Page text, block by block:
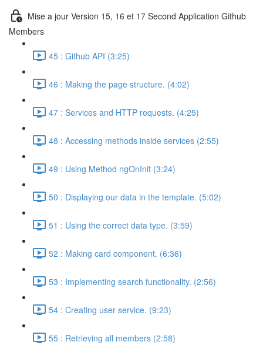
Mise a jour Version 15, 16 et 17 Second Application Github
Members
45 : Github API (3:25)
46 : Making the page structure. (4:02)
47 : Services and HTTP requests. (4:25)
48 : Accessing methods inside services (2:55)
49 : Using Method ngOnInit (3:24)
50 : Displaying our data in the template. (5:02)
51 : Using the correct data type. (3:59)
52 : Making card component. (6:36)
53 : Implementing search functionality. (2:56)
54 : Creating user service. (9:23)
55 : Retrieving all members (2:58)